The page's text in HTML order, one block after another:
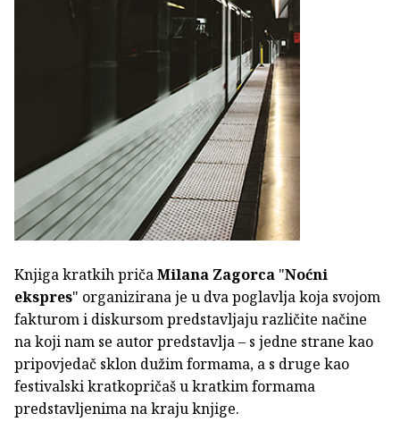
Knjiga kratkih pričaMilana Zagorca "Noćni
ekspres" organizirana je u dva poglavlja koja svojom
fakturom i diskursom predstavljaju različite načine
na koji nam se autor predstavlja – s jedne strane kao
pripovjedač sklon dužim formama, a s druge kao
festivalski kratkopričaš u kratkim formama
predstavljenima na kraju knjige.